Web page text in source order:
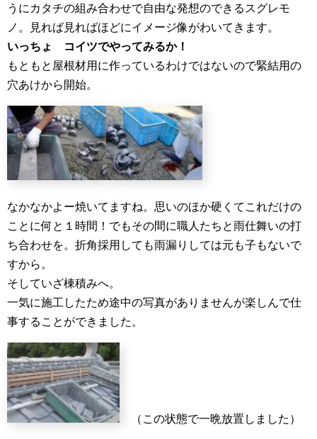
うにカタチの組み合わせで自由な発想のできるスグレモ
ノ。見れば見ればほどにイメージ像がわいてきます。
いっちょ コイツでやってみるか！
もともと屋根材用に作っているわけではないので緊結用の
穴あけから開始。
なかなかよー焼いてますね。思いのほか硬くてこれだけの
ことに何と１時間！でもその間に職人たちと雨仕舞いの打
ち合わせを。折角採用しても雨漏りしては元も子もないで
すから。
そしていざ棟積みへ。
一気に施工したため途中の写真がありませんが楽しんで仕
事することができました。
（この状態で一晩放置しました）